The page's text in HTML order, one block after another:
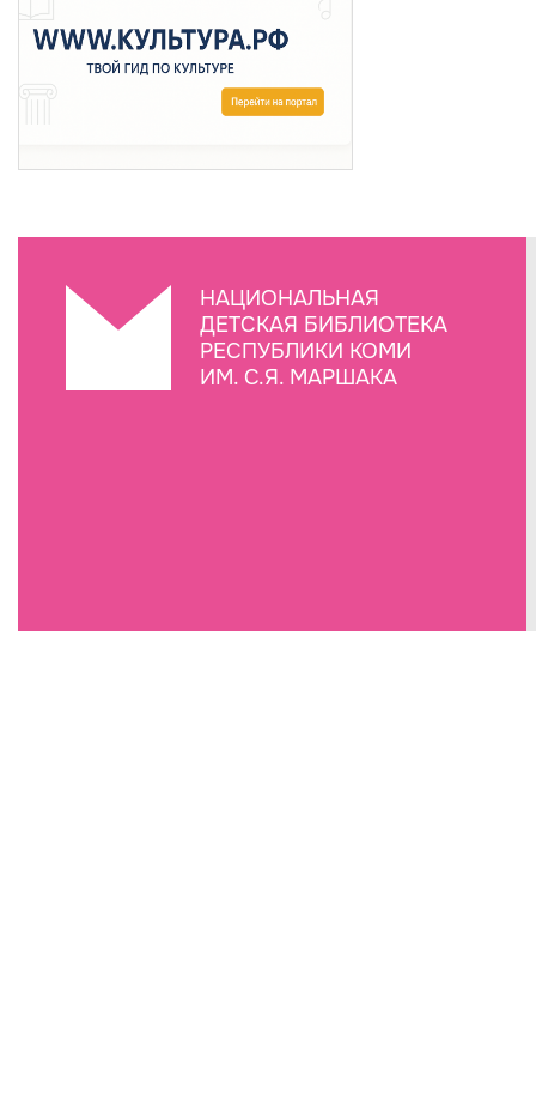
НАЦИОНАЛЬНАЯ
ДЕТСКАЯ БИБЛИОТЕКА
РЕСПУБЛИКИ КОМИ
ИМ. С.Я. МАРШАКА